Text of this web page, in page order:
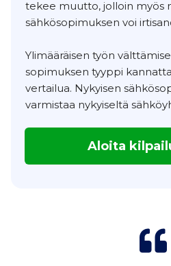
tekee muutto, jolloin myös
sähkösopimuksen voi
Ylimääräisen työn
sopimuksen tyyppi
vertailua. Nykyisen
varmistaa nykyiseltä
Aloita